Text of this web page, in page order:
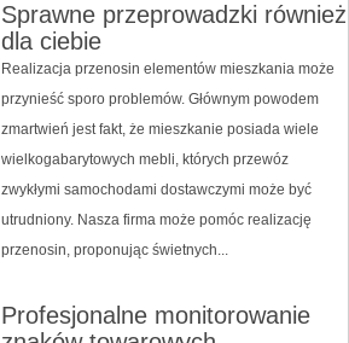
Sprawne przeprowadzki również
dla ciebie
Realizacja przenosin elementów mieszkania może
przynieść sporo problemów. Głównym powodem
zmartwień jest fakt, że mieszkanie posiada wiele
wielkogabarytowych mebli, których przewóz
zwykłymi samochodami dostawczymi może być
utrudniony. Nasza firma może pomóc realizację
przenosin, proponując świetnych...
Profesjonalne monitorowanie